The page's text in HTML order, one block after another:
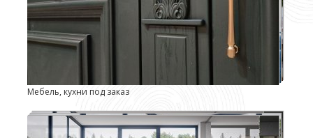
Мебель, кухни под заказ